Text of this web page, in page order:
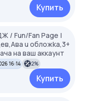
Купить
/ Fun/Fan Page |
u oбложkа,3+
на ваш аккаунт
16:14 2%
Купить